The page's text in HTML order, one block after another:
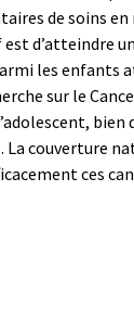
de soins
d’atteindre
les enfants
sur le
bien
couverture
ces